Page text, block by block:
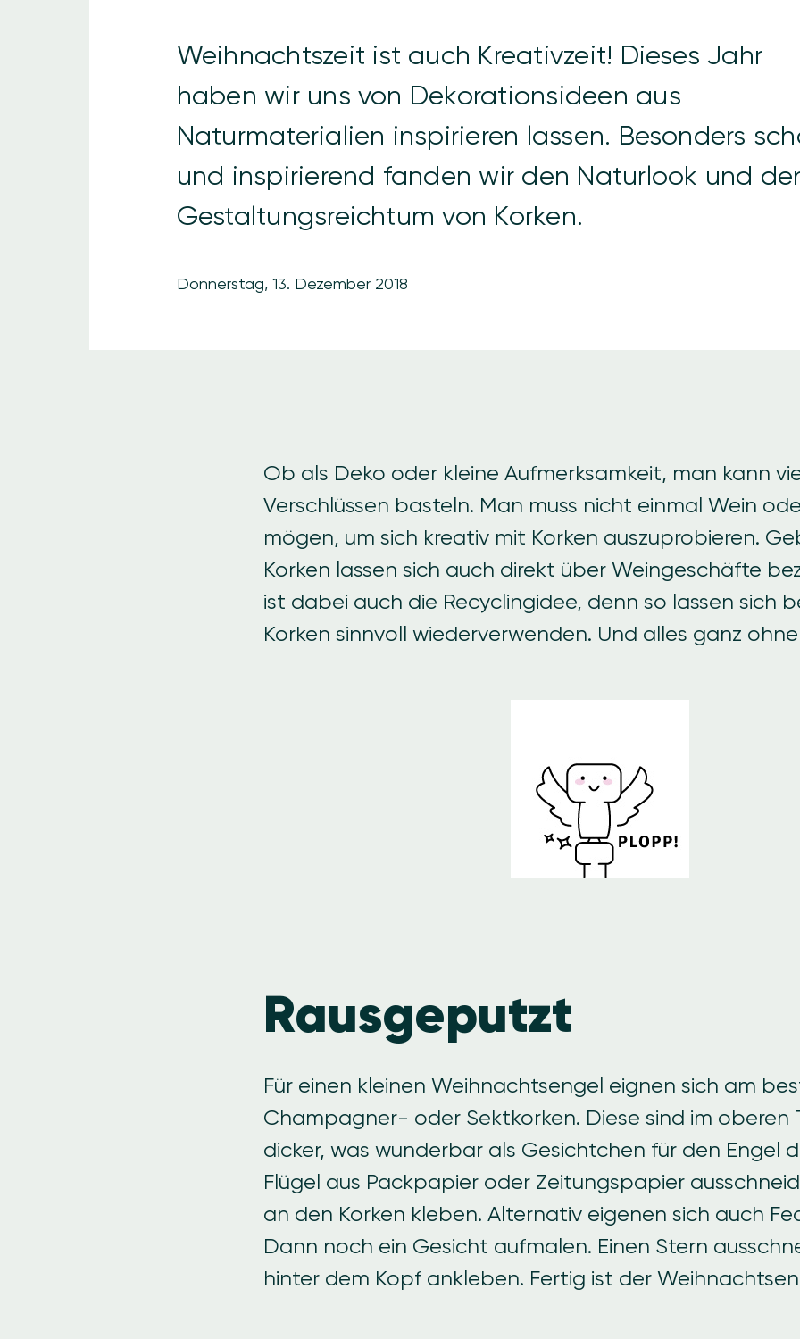
Weihnachtszeit ist auch Kreativzeit! Dieses Jahr
haben wir uns von Dekorationsideen aus
Naturmaterialien inspirieren lassen. Besonders
und inspirierend fanden wir den Naturlook und
Gestaltungsreichtum von Korken.
Donnerstag, 13. Dezember 2018
Ob als Deko oder kleine Aufmerksamkeit, man kann
Verschlüssen basteln. Man muss nicht einmal Wein
mögen, um sich kreativ mit Korken auszuprobieren.
Korken lassen sich auch direkt über Weingeschäfte
ist dabei auch die Recyclingidee, denn so lassen sich
Korken sinnvoll wiederverwenden. Und alles ganz
Rausgeputzt
Für einen kleinen Weihnachtsengel eignen sich am
Champagner- oder Sektkorken. Diese sind im oberen
dicker, was wunderbar als Gesichtchen für den Engel
Flügel aus Packpapier oder Zeitungspapier
an den Korken kleben. Alternativ eigenen sich auch
Dann noch ein Gesicht aufmalen. Einen Stern
hinter dem Kopf ankleben. Fertig ist der